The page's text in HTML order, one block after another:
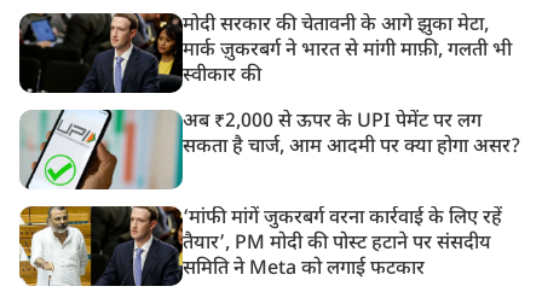
मोदी सरकार की चेतावनी के आगे झुका मेटा,
मार्क ज़ुकरबर्ग ने भारत से मांगी माफ़ी, गलती भी
स्वीकार की
अब ₹2,000 से ऊपर के UPI पेमेंट पर लग
सकता है चार्ज, आम आदमी पर क्या होगा असर?
‘मांफी मांगें जुकरबर्ग वरना कार्रवाई के लिए रहें
तैयार’, PM मोदी की पोस्ट हटाने पर संसदीय
समिति ने Meta को लगाई फटकार